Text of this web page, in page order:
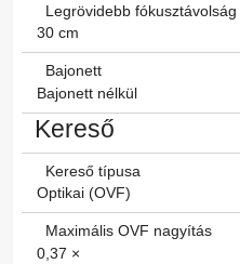
Legrövidebb fókusztávolság
30 cm
Bajonett
Bajonett nélkül
Kereső
Kereső típusa
Optikai (OVF)
Maximális OVF nagyítás
0,37 ×